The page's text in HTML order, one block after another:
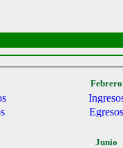
Febrero
Junio